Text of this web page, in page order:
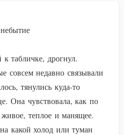
табличке, дрогнул.
совсем недавно связывали
тянулись куда-то
Она чувствовала, как по
теплое и манящее.
какой холод или туман